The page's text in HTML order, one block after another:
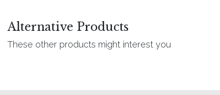
Alternative Products
These other products might interest you